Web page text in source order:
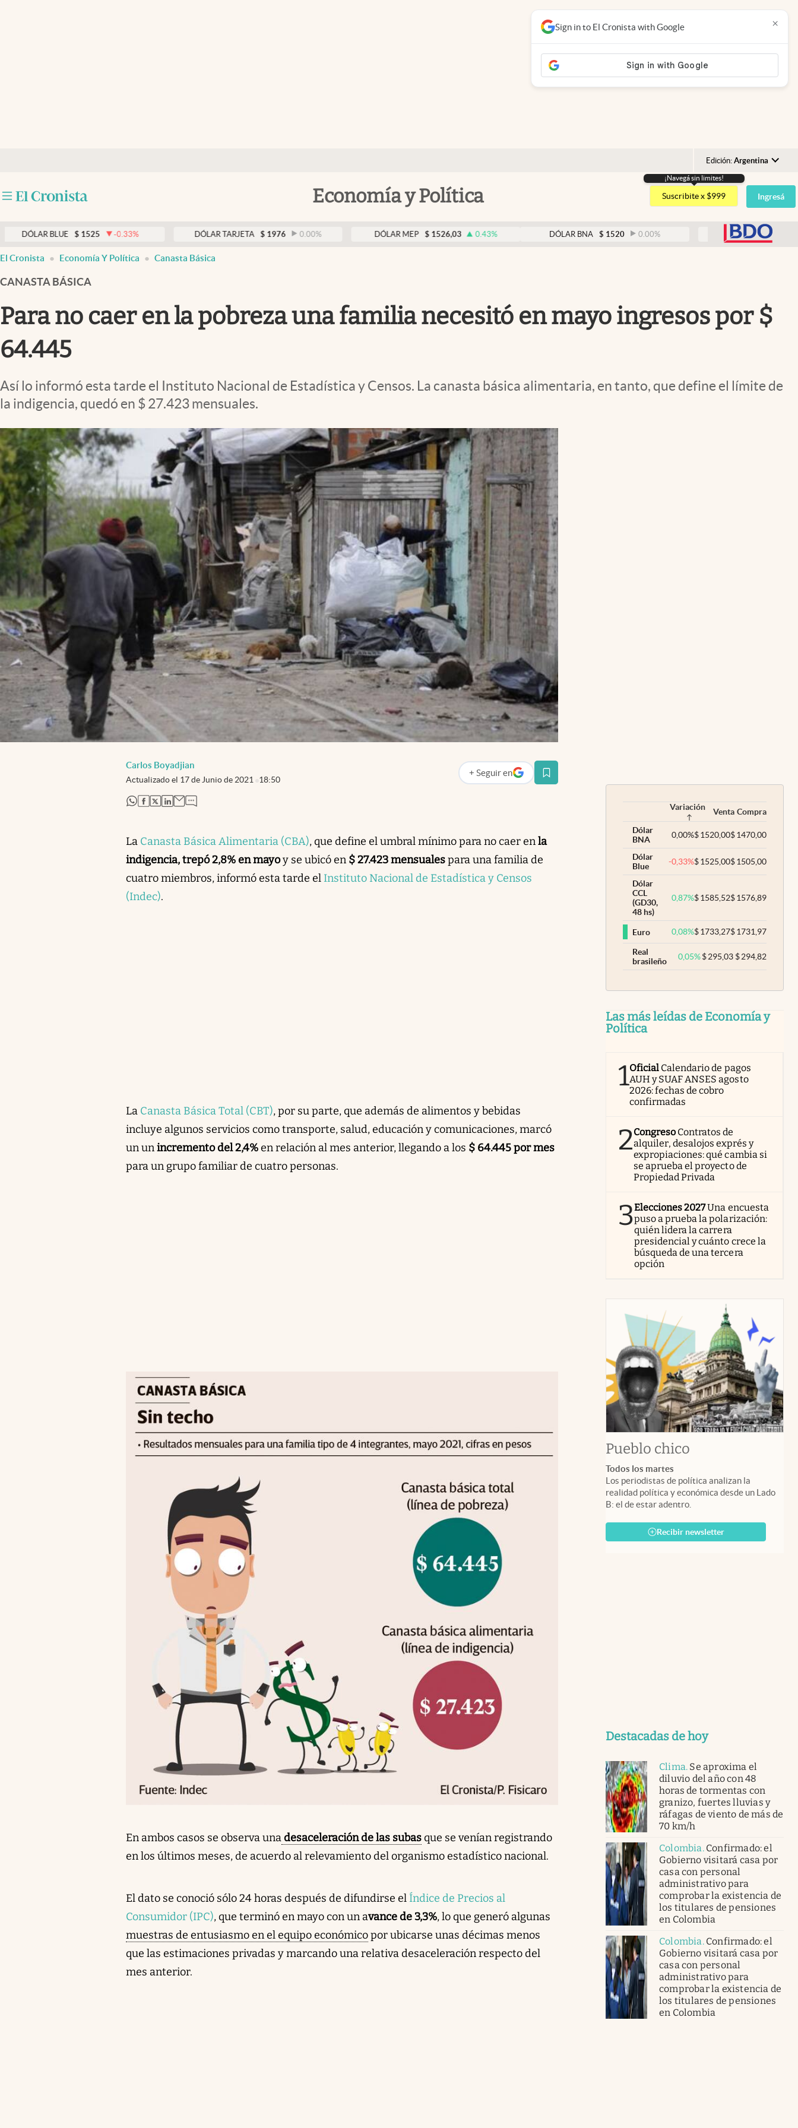
Edición: Argentina
Argentina
España
USA
Economía y Política
Clima
Mundial 2026
El Cronista Studio
Mediakit
abre en nueva pestaña
¡Navegá sin limites!
Suscribite x $999 Ingresá
BLUE $ 1525 -0.33% DÓLAR TARJETA $ 1976 0.00% DÓLAR MEP $ 1526,03 0.43% DÓLAR BNA $ 1520 0.00% $ 1525
Sign in to El Cronista with Google ×
El Cronista Economía Y Política Canasta Básica
CANASTA BÁSICA
Para no caer en la pobreza una familia necesitó en mayo ingresos por $
64.445
Así lo informó esta tarde el Instituto Nacional de Estadística y Censos. La canasta básica alimentaria, en tanto, que define el límite de
la indigencia, quedó en $ 27.423 mensuales.
Carlos Boyadjian
Actualizado el 17 de Junio de 2021 18:50
+ Seguir en
abre en nueva pestaña
abre en nueva pestaña
abre en nueva pestaña
abre en nueva pestaña
abre en nueva pestaña
La Canasta Básica Alimentaria (CBA), que define el umbral mínimo para no caer enla
indigencia, trepó 2,8% en mayoy se ubicó en $ 27.423 mensualespara una familia de
cuatro miembros, informó esta tarde el Instituto Nacional de Estadística y Censos
(Indec).
La Canasta Básica Total (CBT), por su parte, que además de alimentos y bebidas
incluye algunos servicios como transporte, salud, educación y comunicaciones, marcó
un unincremento del 2,4%en relación al mes anterior, llegando a los $ 64.445 por mes
para un grupo familiar de cuatro personas.
En ambos casos se observa unadesaceleración de las subasque se venían registrando
en los últimos meses, de acuerdo al relevamiento del organismo estadístico nacional.
El dato se conoció sólo 24 horas después de difundirse el Índice de Precios al
Consumidor (IPC), que terminó en mayo con un avance de 3,3%, lo que generó algunas
muestras de entusiasmo en el equipo económicopor ubicarse unas décimas menos
que las estimaciones privadas y marcando una relativa desaceleración respecto del
mes anterior.
Variación Venta Compra
Dólar
BNA
0,00%$1520,00$1470,00
Dólar
Blue
-0,33%$1525,00$1505,00
Dólar
CCL
(GD30,
48 hs)
0,87%$1585,52$1576,89
Euro 0,08%$1733,27$1731,97
Real
brasileño
0,05% $295,03 $294,82
Las más leídas de Economía y
Política
1Oficial Calendario de pagos
AUH y SUAF ANSES agosto
2026: fechas de cobro
confirmadas
2Congreso Contratos de
alquiler, desalojos exprés y
expropiaciones: qué cambia si
se aprueba el proyecto de
Propiedad Privada
3Elecciones 2027Una encuesta
puso a prueba la polarización:
quién lidera la carrera
presidencial y cuánto crece la
búsqueda de una tercera
opción
Pueblo chico
Todos los martes
Los periodistas de política analizan la
realidad política y económica desde un Lado
B: el de estar adentro.
Recibir newsletter
Destacadas de hoy
Clima. Se aproxima el
diluvio del año con 48
horas de tormentas con
granizo, fuertes lluvias y
ráfagas de viento de más de
70 km/h
Colombia. Confirmado: el
Gobierno visitará casa por
casa con personal
administrativo para
comprobar la existencia de
los titulares de pensiones
en Colombia
Colombia. Confirmado: el
Gobierno visitará casa por
casa con personal
administrativo para
comprobar la existencia de
los titulares de pensiones
en Colombia